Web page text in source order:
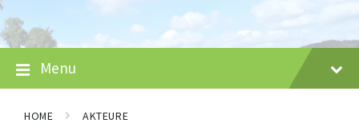
Skip
to
content
Skip
to
main
navigation
Skip
to
footer
Menu
HOME AKTEURE